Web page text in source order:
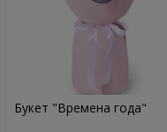
Букет "Времена года"